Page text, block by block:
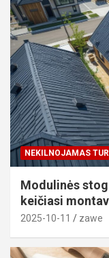
NEKILNOJAMAS
Modulinės
keičiasi
2025-10-11 zawe